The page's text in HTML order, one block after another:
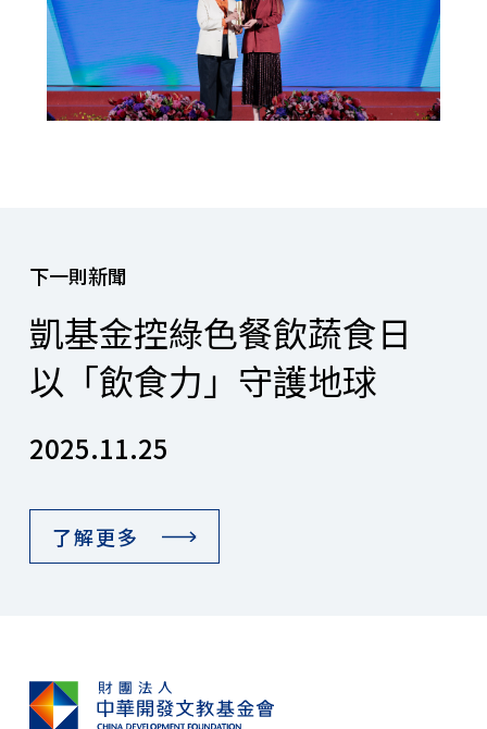
下一則新聞
凱基金控綠色餐飲蔬食日
以「飲食力」守護地球
2025.11.25
了解更多